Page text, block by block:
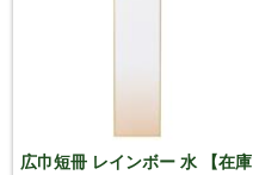
広巾短冊 レインボー 水 【在庫